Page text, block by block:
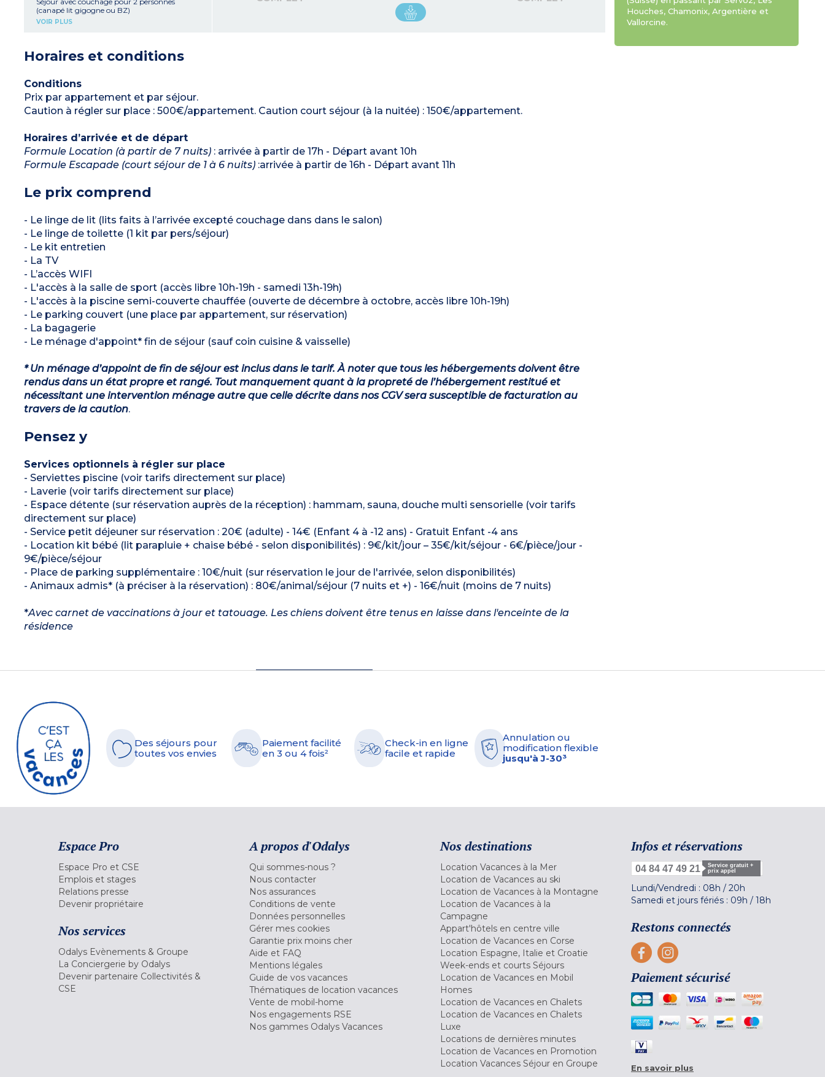
(canapé lit gigogne ou BZ)
Kitchenette équipée (plaque vitrocéramique,
Chambre avec 2 lits simples
Salle de bain avec baignoire + WC séparé + salle
Coffre fort
VOIR PLUS
Horaires et conditions
Conditions
Prix par appartement et par séjour.
Caution à régler sur place : 500€/appartement. Caution court séjour (à la nuitée) : 150€/appartement.
Horaires d’arrivée et de départ
Formule Location (à partir de 7 nuits): arrivée à partir de 17h - Départ avant 10h
Formule Escapade (court séjour de 1 à 6 nuits):arrivée à partir de 16h - Départ avant 11h
Le prix comprend
- Le linge de lit (lits faits à l’arrivée excepté couchage dans dans le salon)
- Le linge de toilette (1 kit par pers/séjour)
- Le kit entretien
- La TV
- L’accès WIFI
- L'accès à la salle de sport (accès libre 10h-19h - samedi 13h-19h)
- L'accès à la piscine semi-couverte chauffée (ouverte de décembre à octobre, accès libre 10h-19h)
- Le parking couvert (une place par appartement, sur réservation)
- La bagagerie
- Le ménage d'appoint* fin de séjour (sauf coin cuisine & vaisselle)
* Un ménage d’appoint de fin de séjour est inclus dans le tarif. À noter que tous les hébergements doivent être
rendus dans un état propre et rangé. Tout manquement quant à la propreté de l’hébergement restitué et
nécessitant une intervention ménage autre que celle décrite dans nos CGV sera susceptible de facturation au
travers de la caution.
Pensez y
Services optionnels à régler sur place
- Serviettes piscine (voir tarifs directement sur place)
- Laverie (voir tarifs directement sur place)
- Espace détente (sur réservation auprès de la réception) : hammam, sauna, douche multi sensorielle (voir tarifs
directement sur place)
- Service petit déjeuner sur réservation : 20€ (adulte) - 14€ (Enfant 4 à -12 ans) - Gratuit Enfant -4 ans
- Location kit bébé (lit parapluie + chaise bébé - selon disponibilités) : 9€/kit/jour – 35€/kit/séjour - 6€/pièce/jour -
9€/pièce/séjour
- Place de parking supplémentaire : 10€/nuit (sur réservation le jour de l'arrivée, selon disponibilités)
- Animaux admis* (à préciser à la réservation) : 80€/animal/séjour (7 nuits et +) - 16€/nuit (moins de 7 nuits)
*Avec carnet de vaccinations à jour et tatouage. Les chiens doivent être tenus en laisse dans l'enceinte de la
résidence
Houches, Chamonix, Argentière et
Vallorcine.
Des séjours pour
toutes vos envies
Paiement facilité
en 3 ou 4 fois²
Check-in en ligne
facile et rapide
Annulation ou
modification flexible
jusqu'à J-30³
Espace Pro
Espace Pro et CSE
Emplois et stages
Relations presse
Devenir propriétaire
Nos services
Odalys Evènements & Groupe
La Conciergerie by Odalys
Devenir partenaire Collectivités &
CSE
A propos d'Odalys
Qui sommes-nous ?
Nous contacter
Nos assurances
Conditions de vente
Données personnelles
Gérer mes cookies
Garantie prix moins cher
Aide et FAQ
Mentions légales
Guide de vos vacances
Thématiques de location vacances
Vente de mobil-home
Nos engagements RSE
Nos gammes Odalys Vacances
Nos destinations
Location Vacances à la Mer
Location de Vacances au ski
Location de Vacances à la Montagne
Location de Vacances à la
Campagne
Appart'hôtels en centre ville
Location de Vacances en Corse
Location Espagne, Italie et Croatie
Week-ends et courts Séjours
Location de Vacances en Mobil
Homes
Location de Vacances en Chalets
Location de Vacances en Chalets
Luxe
Locations de dernières minutes
Location de Vacances en Promotion
Location Vacances Séjour en Groupe
Infos et réservations
04 84 47 49 21
Service gratuit +
prix appel
Lundi/Vendredi : 08h / 20h
Samedi et jours fériés : 09h / 18h
Restons connectés
Paiement sécurisé
En savoir plus